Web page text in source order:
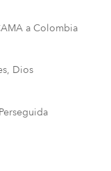
a Colombia
Dios